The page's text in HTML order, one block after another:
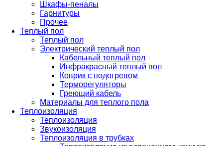
Шкафы-пеналы
Гарнитуры
Прочее
Теплый пол
Теплый пол
Электрический теплый пол
Кабельный теплый пол
Инфракрасный теплый пол
Коврик с подогревом
Терморегуляторы
Греющий кабель
Материалы для теплого пола
Теплоизоляция
Теплоизоляция
Звукоизоляция
Теплоизоляция в трубках